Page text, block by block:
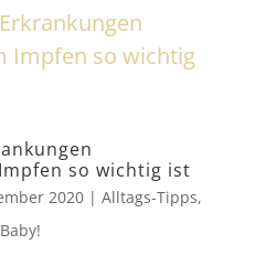
so wichtig ist
2020| Alltags-Tipps,